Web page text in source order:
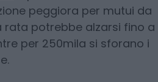
l’aumento potrebbe
e per 150mila tra 88 e 106
peggiora per mutui da
potrebbe alzarsi fino a
per 250mila si sforano i